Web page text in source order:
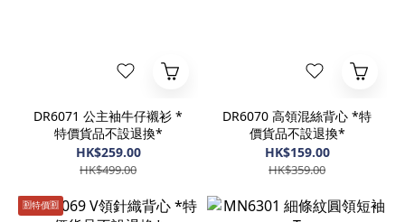
DR6071 公主袖牛仔襯衫 *
特價貨品不設退換*
HK$259.00
HK$499.00
DR6070 高領混絲背心 *特
價貨品不設退換*
HK$159.00
HK$359.00
🈹️特價🈹️